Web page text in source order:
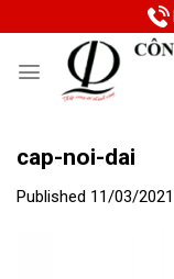
to
cap-noi-dai
Published 11/03/2021